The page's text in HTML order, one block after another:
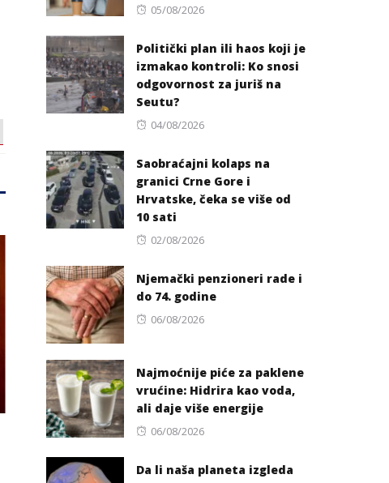
Posted
05/08/2026
Politički plan ili haos koji je
izmakao kontroli: Ko snosi
odgovornost za juriš na
Seutu?
Posted
04/08/2026
Saobraćajni kolaps na
granici Crne Gore i
Hrvatske, čeka se više od
10 sati
Posted
02/08/2026
Njemački penzioneri rade i
do 74. godine
Posted
06/08/2026
Najmoćnije piće za paklene
vrućine: Hidrira kao voda,
ali daje više energije
Posted
06/08/2026
Da li naša planeta izgleda